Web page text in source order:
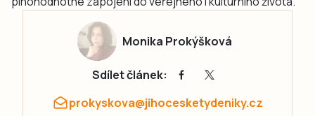
Monika Prokýšková
Sdílet článek:
prokyskova@jihocesketydeniky.cz